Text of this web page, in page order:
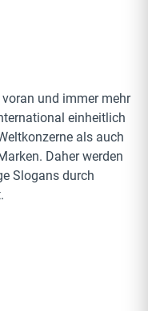
und immer mehr
einheitlich
als auch
Daher werden
Slogans durch